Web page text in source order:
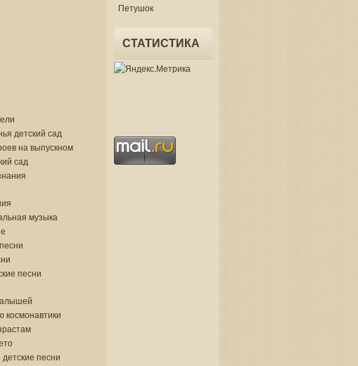
детский сад
на выпускном
сад
музыка
песни
космонавтики
песни
Петушок
СТАТИСТИКА